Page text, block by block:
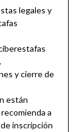
legales y
y cierre de
están
a
inscripción